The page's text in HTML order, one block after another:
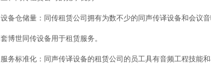
设备仓储量：同传租赁公司拥有为数不少的同声传译设备和会议
套博世同传设备用于租赁服务。
服务标准化：同声传译设备的租赁公司的员工具有音频工程技能